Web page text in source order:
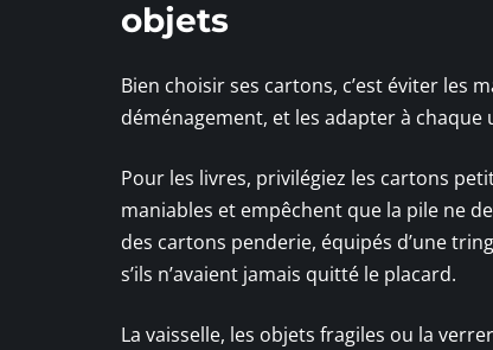
objets
Bien choisir ses cartons, c’est éviter les
déménagement, et les adapter à chaque
Pour les livres, privilégiez les cartons
maniables et empêchent que la pile ne
des cartons penderie, équipés d’une
s’ils n’avaient jamais quitté le placard.
La vaisselle, les objets fragiles ou la